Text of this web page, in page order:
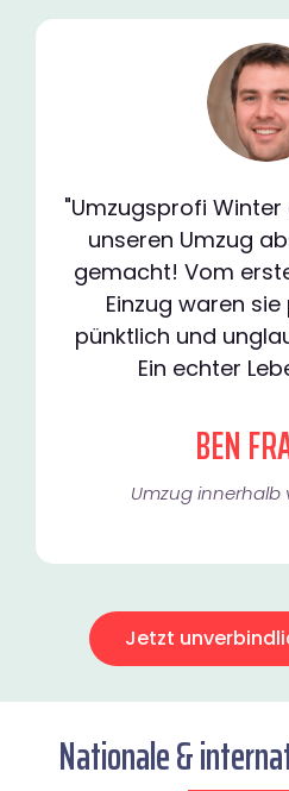
"Umzugsprofi
unseren Umzug
gemacht! Vom
Einzug waren
pünktlich und
Ein echter
BEN
Umzug innerhalb
Jetzt
Nationale &